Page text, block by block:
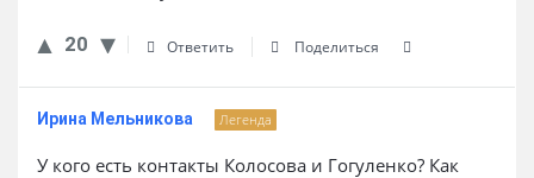
20 Ответить Поделиться
Ирина Мельникова Легенда
У кого есть контакты Колосова и Гогуленко? Как